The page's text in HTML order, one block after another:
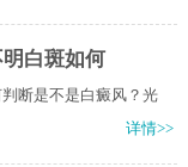
白斑如何
断是不是白癜风？光
详情>>